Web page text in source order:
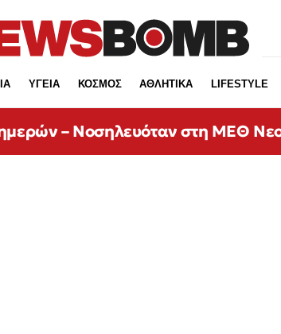
ΥΓΕΙΑ ΚΟΣΜΟΣ ΑΘΛΗΤΙΚΑ LIFESTYLE
– Νοσηλευόταν στη ΜΕΘ